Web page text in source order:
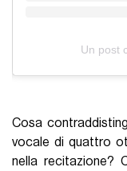
Un post
Cosa
vocale di quattro
nella recitazione?